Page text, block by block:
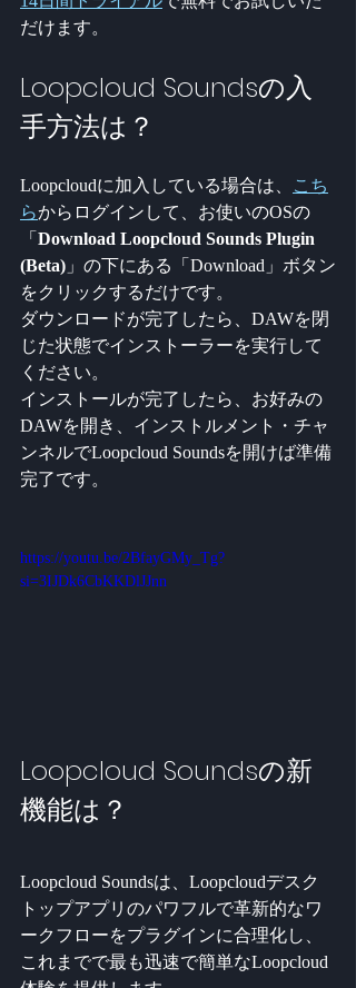
だけます。
Loopcloud Soundsの入
手方法は？
Loopcloudに加入している場合は、
こち
らからログインして、お使いのOSの
「 Download Loopcloud Sounds Plugin
(Beta) 」の下にある「Download」ボタン
をクリックするだけです。
ダウンロードが完了したら、DAWを閉
じた状態でインストーラーを実行して
ください。
インストールが完了したら、お好みの
DAWを開き、インストルメント・チャ
ンネルでLoopcloud Soundsを開けば準備
完了です。
https://youtu.be/2BfayGMy_Tg?
si=3IJDk6CbKKDlJJnn
Loopcloud Soundsの新
機能は？
Loopcloud Soundsは、Loopcloudデスク
トップアプリのパワフルで革新的なワ
ークフローをプラグインに合理化し、
これまでで最も迅速で簡単なLoopcloud